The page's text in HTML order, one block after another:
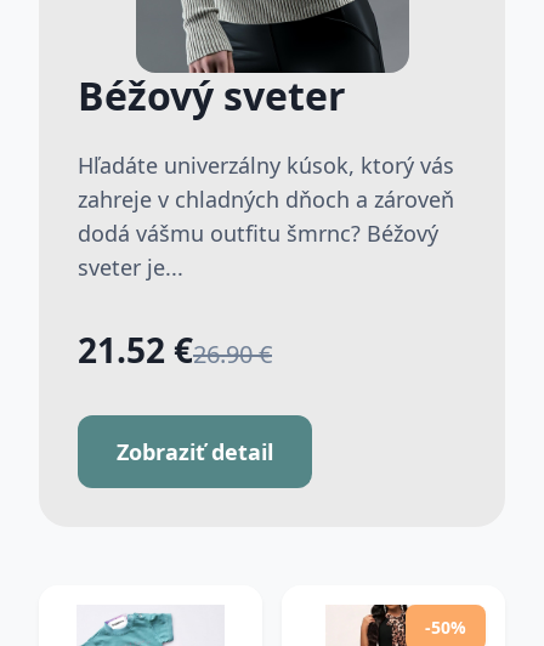
Béžový sveter
Hľadáte univerzálny kúsok, ktorý vás
zahreje v chladných dňoch a zároveň
dodá vášmu outfitu šmrnc? Béžový
sveter je...
21.52 €26.90 €
Zobraziť detail
-50%